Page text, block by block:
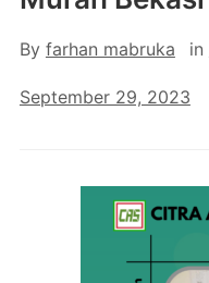
By farhan mabruka in
September 29, 2023